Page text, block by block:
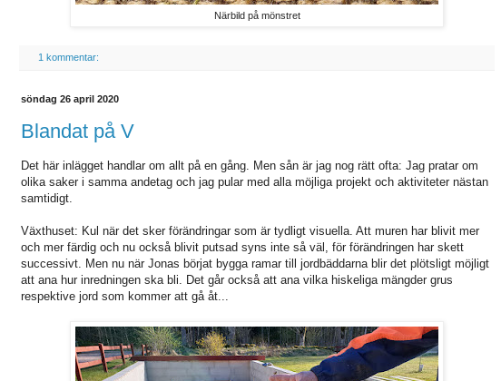
Närbild på mönstret
1 kommentar:
söndag 26 april 2020
Blandat på V
Det här inlägget handlar om allt på en gång. Men sån är jag nog rätt ofta: Jag pratar om
olika saker i samma andetag och jag pular med alla möjliga projekt och aktiviteter nästan
samtidigt.
Växthuset: Kul när det sker förändringar som är tydligt visuella. Att muren har blivit mer
och mer färdig och nu också blivit putsad syns inte så väl, för förändringen har skett
successivt. Men nu när Jonas börjat bygga ramar till jordbäddarna blir det plötsligt möjligt
att ana hur inredningen ska bli. Det går också att ana vilka hiskeliga mängder grus
respektive jord som kommer att gå åt...